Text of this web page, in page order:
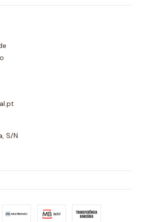
frente e nas costas e um
melhor adaptabilidade.
S/N